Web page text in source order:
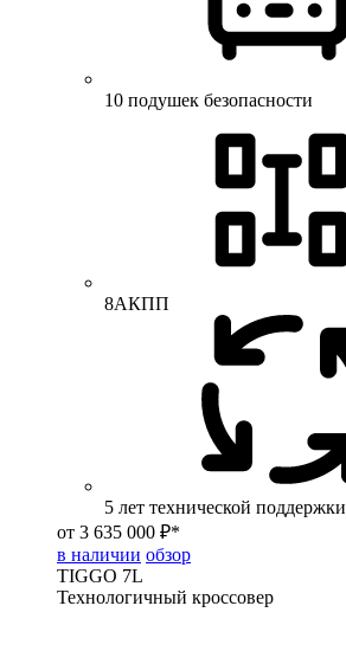
10 подушек безопасности
8АКПП
5 лет технической поддержки
от 3 635 000 ₽*
в наличии обзор
TIGGO 7L
Технологичный кроссовер